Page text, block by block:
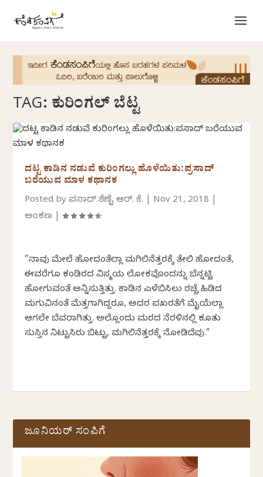
TAG: ಕುರಿಂಗಲ್ ಬೆಟ್ಟ
ದಟ್ಟ ಕಾಡಿನ ನಡುವೆ ಕುರಿಂಗಲ್ಲು ಹೊಳೆಯಿತು:ಪ್ರಸಾದ್
ಬರೆಯುವ ಮಾಳ ಕಥಾನಕ
Posted byಪ್ರಸಾದ್ ಶೆಣೈ ಆರ್.‌ ಕೆ. Nov 21, 2018
ಅಂಕಣ |
”ನಾವು ಮೇಲೆ ಹೋದಂತೆಲ್ಲಾ ಮಗಿಲಿನೆತ್ತರಕ್ಕೆ ತೇಲಿ ಹೋದಂತೆ,
ಈವರೆಗೂ ಕಂಡಿರದ ವಿಸ್ಮಯ ಲೋಕವೊಂದನ್ನು ಬೆನ್ನಟ್ಟಿ
ಹೋಗುವಂತೆ ಅನ್ನಿಸುತ್ತಿತ್ತು. ಕಾಡಿನ ಎಳೆಬಿಸಿಲು ರಚ್ಚೆ ಹಿಡಿದ
ಮಗುವಿನಂತೆ ಮೆತ್ತಗಾಗಿದ್ದರೂ, ಅದರ ಪ್ರಖರತೆಗೆ ಮೈಯೆಲ್ಲಾ
ಆಗಲೇ ಬೆವರಾಗಿತ್ತು. ಅಲ್ಲೊಂದು ಮರದ ನೆರಳಿನಲ್ಲಿ ಕೂತು
ಸುಸ್ತಿನ ನಿಟ್ಟುಸಿರು ಬಿಟ್ಟು, ಮಗಿಲಿನೆತ್ತರಕ್ಕೆ ನೋಡಿದೆವು.”
ಜೂನಿಯರ್ ಸಂಪಿಗೆ